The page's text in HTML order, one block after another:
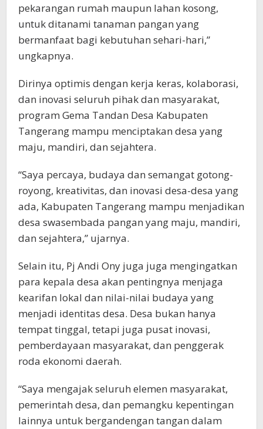
pekarangan rumah maupun lahan kosong,
untuk ditanami tanaman pangan yang
bermanfaat bagi kebutuhan sehari-hari,”
ungkapnya.
Dirinya optimis dengan kerja keras, kolaborasi,
dan inovasi seluruh pihak dan masyarakat,
program Gema Tandan Desa Kabupaten
Tangerang mampu menciptakan desa yang
maju, mandiri, dan sejahtera.
“Saya percaya, budaya dan semangat gotong-
royong, kreativitas, dan inovasi desa-desa yang
ada, Kabupaten Tangerang mampu menjadikan
desa swasembada pangan yang maju, mandiri,
dan sejahtera,” ujarnya.
Selain itu, Pj Andi Ony juga juga mengingatkan
para kepala desa akan pentingnya menjaga
kearifan lokal dan nilai-nilai budaya yang
menjadi identitas desa. Desa bukan hanya
tempat tinggal, tetapi juga pusat inovasi,
pemberdayaan masyarakat, dan penggerak
roda ekonomi daerah.
“Saya mengajak seluruh elemen masyarakat,
pemerintah desa, dan pemangku kepentingan
lainnya untuk bergandengan tangan dalam